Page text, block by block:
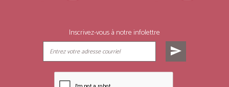
Inscrivez-vous à notre infolettre
send